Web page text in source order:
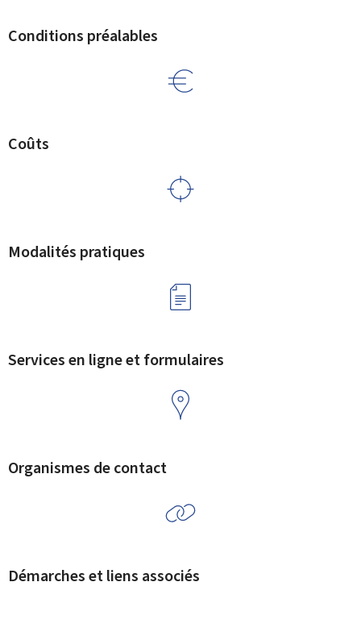
Conditions préalables
Coûts
Modalités pratiques
Services en ligne et formulaires
Organismes de contact
Démarches et liens associés